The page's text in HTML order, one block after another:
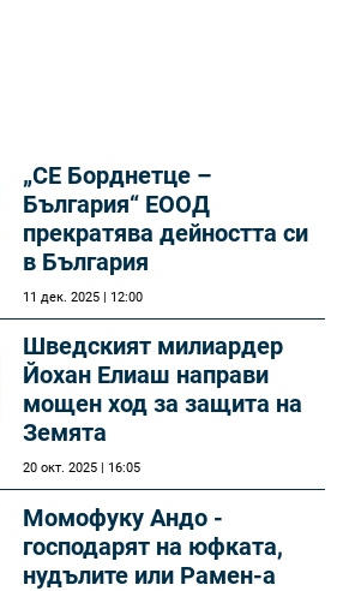
„СЕ Борднетце –
България“ ЕООД
прекратява дейността си
в България
11 дек. 2025 | 12:00
Шведският милиардер
Йохан Елиаш направи
мощен ход за защита на
Земята
20 окт. 2025 | 16:05
Момофуку Андо -
господарят на юфката,
нудълите или Рамен-а